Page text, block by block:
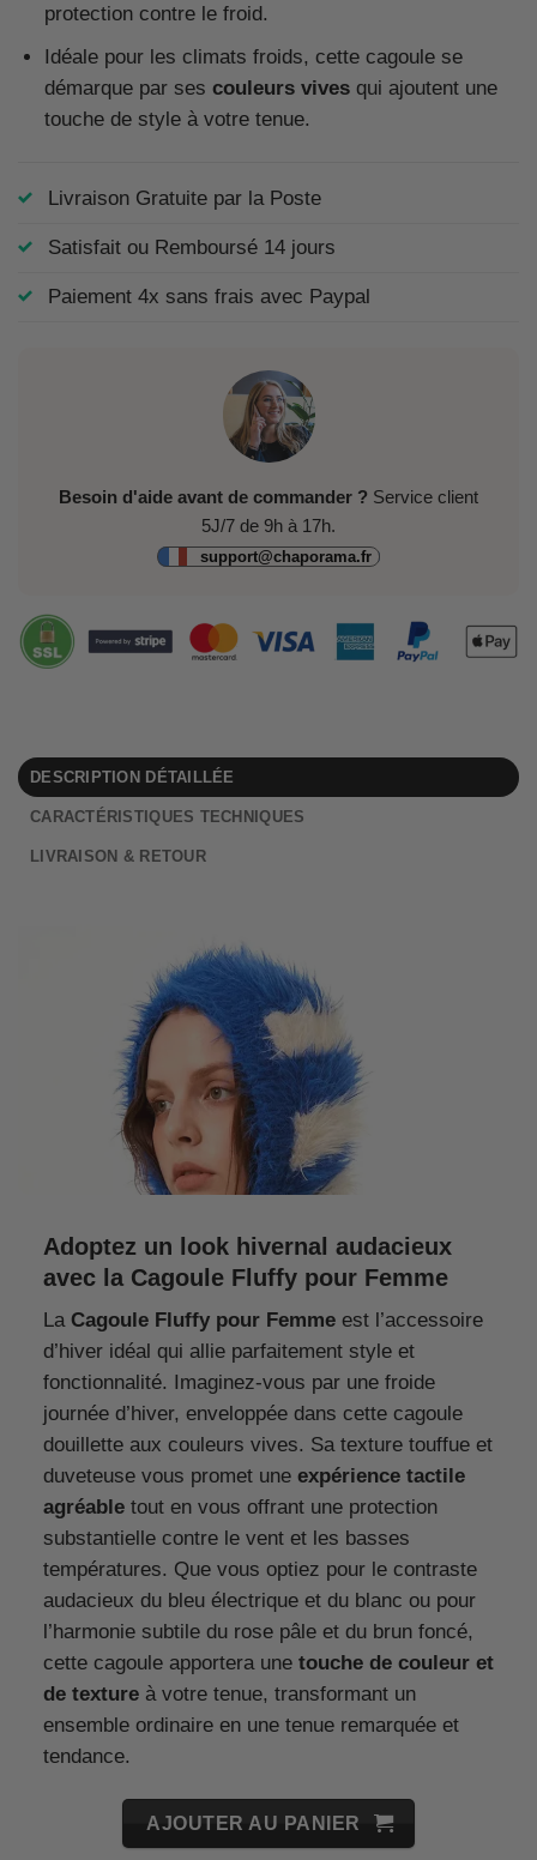
protection contre le froid.
Idéale pour les climats froids, cette cagoule se
démarque par ses couleurs vivesqui ajoutent une
touche de style à votre tenue.
Livraison Gratuite par la Poste
Satisfait ou Remboursé 14 jours
Paiement 4x sans frais avec Paypal
Besoin d'aide avant de commander ? Service client
5J/7 de 9h à 17h.
support@chaporama.fr
DESCRIPTION DÉTAILLÉE
CARACTÉRISTIQUES TECHNIQUES
LIVRAISON & RETOUR
Adoptez un look hivernal audacieux
avec la Cagoule Fluffy pour Femme
La Cagoule Fluffy pour Femmeest l’accessoire
d’hiver idéal qui allie parfaitement style et
fonctionnalité. Imaginez-vous par une froide
journée d’hiver, enveloppée dans cette cagoule
douillette aux couleurs vives. Sa texture touffue et
duveteuse vous promet une expérience tactile
agréabletout en vous offrant une protection
substantielle contre le vent et les basses
températures. Que vous optiez pour le contraste
audacieux du bleu électrique et du blanc ou pour
l’harmonie subtile du rose pâle et du brun foncé,
cette cagoule apportera une touche de couleur et
de textureà votre tenue, transformant un
ensemble ordinaire en une tenue remarquée et
tendance.
AJOUTER AU PANIER